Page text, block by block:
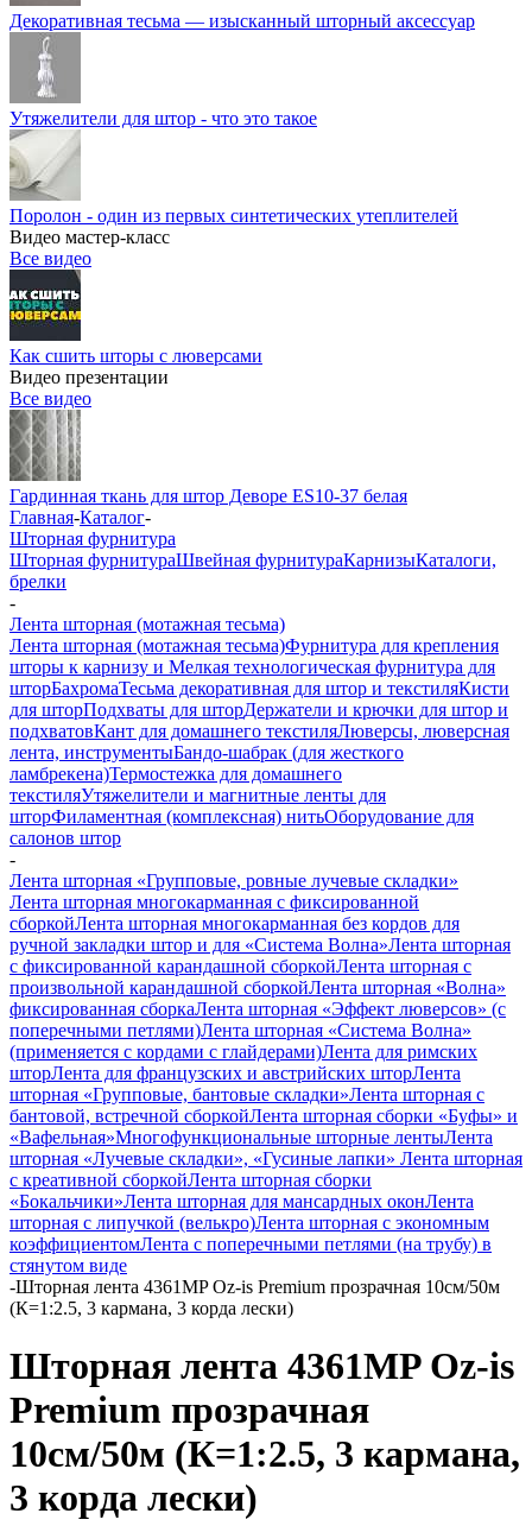
Декоративная тесьма — изысканный шторный аксессуар
Утяжелители для штор - что это такое
Поролон - один из первых синтетических утеплителей
Видео мастер-класс
Все видео
Как сшить шторы с люверсами
Видео презентации
Все видео
Гардинная ткань для штор Деворе ES10-37 белая
Главная-Каталог-
Шторная фурнитура
Шторная фурнитураШвейная фурнитураКарнизыКаталоги,
брелки
-
Лента шторная (мотажная тесьма)
Лента шторная (мотажная тесьма)Фурнитура для крепления
шторы к карнизу и Мелкая технологическая фурнитура для
шторБахромаТесьма декоративная для штор и текстиляКисти
для шторПодхваты для шторДержатели и крючки для штор и
подхватовКант для домашнего текстиляЛюверсы, люверсная
лента, инструментыБандо-шабрак (для жесткого
ламбрекена)Термостежка для домашнего
текстиляУтяжелители и магнитные ленты для
шторФиламентная (комплексная) нитьОборудование для
салонов штор
-
Лента шторная «Групповые, ровные лучевые складки»
Лента шторная многокарманная с фиксированной
сборкойЛента шторная многокарманная без кордов для
ручной закладки штор и для «Система Волна»Лента шторная
с фиксированной карандашной сборкойЛента шторная с
произвольной карандашной сборкойЛента шторная «Волна»
фиксированная сборкаЛента шторная «Эффект люверсов» (с
поперечными петлями)Лента шторная «Система Волна»
(применяется с кордами с глайдерами)Лента для римских
шторЛента для французских и австрийских шторЛента
шторная «Групповые, бантовые складки»Лента шторная с
бантовой, встречной сборкойЛента шторная сборки «Буфы» и
«Вафельная»Многофункциональные шторные лентыЛента
шторная «Лучевые складки», «Гусиные лапки» Лента шторная
с креативной сборкойЛента шторная сборки
«Бокальчики»Лента шторная для мансардных оконЛента
шторная с липучкой (велькро)Лента шторная с экономным
коэффициентомЛента с поперечными петлями (на трубу) в
стянутом виде
-Шторная лента 4361MP Oz-is Premium прозрачная 10см/50м
(К=1:2.5, 3 кармана, 3 корда лески)
Шторная лента 4361MP Oz-is
Premium прозрачная
10см/50м (К=1:2.5, 3 кармана,
3 корда лески)